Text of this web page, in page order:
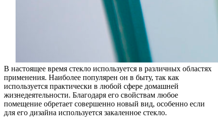
В настоящее время стекло используется в различных областях
применения. Наиболее популярен он в быту, так как
используется практически в любой сфере домашней
жизнедеятельности. Благодаря его свойствам любое
помещение обретает совершенно новый вид, особенно если
для его дизайна используется закаленное стекло.